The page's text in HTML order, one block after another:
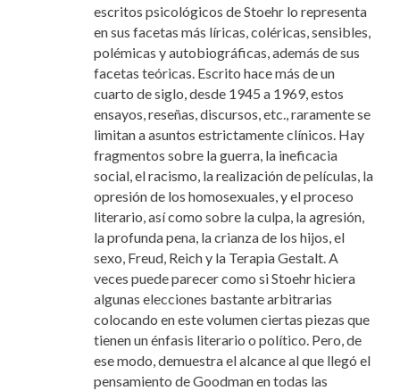
escritos psicológicos de Stoehr lo representa
en sus facetas más líricas, coléricas, sensibles,
polémicas y autobiográficas, además de sus
facetas teóricas. Escrito hace más de un
cuarto de siglo, desde 1945 a 1969, estos
ensayos, reseñas, discursos, etc., raramente se
limitan a asuntos estrictamente clínicos. Hay
fragmentos sobre la guerra, la ineficacia
social, el racismo, la realización de películas, la
opresión de los homosexuales, y el proceso
literario, así como sobre la culpa, la agresión,
la profunda pena, la crianza de los hijos, el
sexo, Freud, Reich y la Terapia Gestalt. A
veces puede parecer como si Stoehr hiciera
algunas elecciones bastante arbitrarias
colocando en este volumen ciertas piezas que
tienen un énfasis literario o político. Pero, de
ese modo, demuestra el alcance al que llegó el
pensamiento de Goodman en todas las